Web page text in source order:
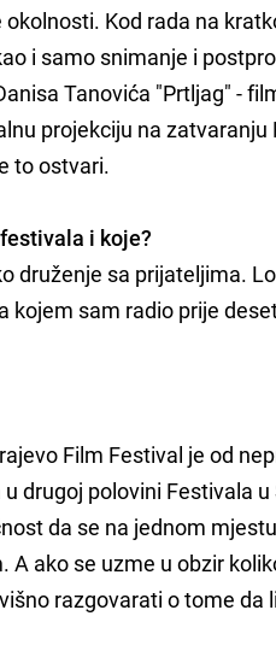
Kod rada na
i samo snimanje i
Tanovića "Prtljag" -
projekciju na zatvaranju
to ostvari.
i koje?
druženje sa prijateljima.
sam radio prije
Film Festival je od
drugoj polovini Festivala
da se na jednom
ako se uzme u obzir
razgovarati o tome da